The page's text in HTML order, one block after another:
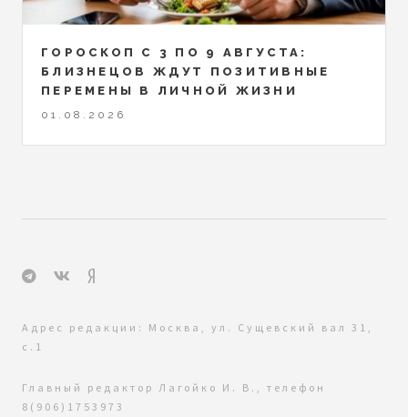
ГОРОСКОП С 3 ПО 9 АВГУСТА:
БЛИЗНЕЦОВ ЖДУТ ПОЗИТИВНЫЕ
ПЕРЕМЕНЫ В ЛИЧНОЙ ЖИЗНИ
01.08.2026
Адрес редакции: Москва, ул. Сущевский вал 31,
с.1
Главный редактор Лагойко И. В., телефон
8(906)1753973